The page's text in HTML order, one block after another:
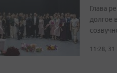
Глава
долгое
11:28,